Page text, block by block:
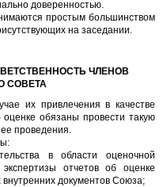
доверенностью.
простым большинством
на заседании.
ЧЛЕНОВ
СОВЕТА
их привлечения в качестве
оценке обязаны провести такую
ее проведения.
в области оценочной
отчетов об оценке
документов Союза;